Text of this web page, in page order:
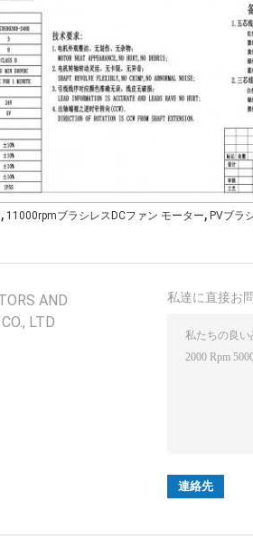
, 11000rpmブラシレスDCファン モーター, PVブラ
AND
LTD
私達に直接お